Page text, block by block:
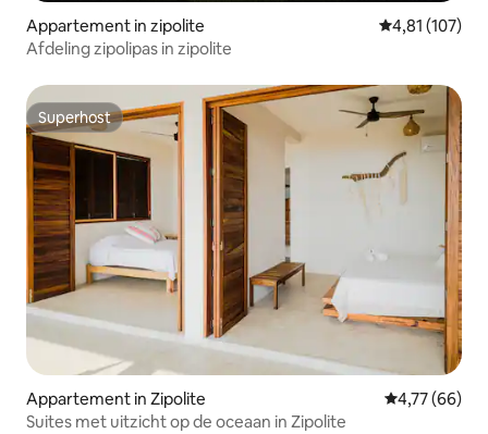
Appartement in zipolite Gemiddelde
4,81 (107)
Afdeling zipolipas in zipolite
Superhost
Superhost
Appartement in Zipolite Gemiddelde
4,77 (66)
Suites met uitzicht op de oceaan in Zipolite